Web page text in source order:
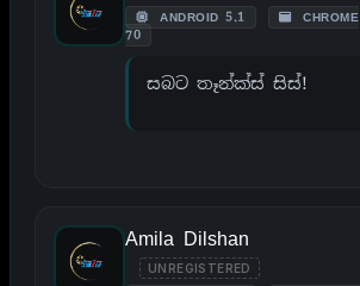
ANDROID 5.1
CHROME
70
සබට තෑන්ක්ස් සිස්!
Amila Dilshan
UNREGISTERED